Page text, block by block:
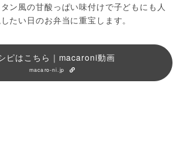
ン風の甘酸っぱい味付けで子どもにも人
たい日のお弁当に重宝します。
ピはこちら｜macaroni動画
macaro-ni.jp